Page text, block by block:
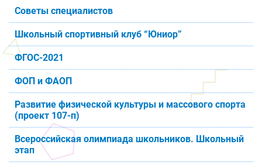
Советы специалистов
Школьный спортивный клуб “Юниор”
ФГОС-2021
ФОП и ФАОП
Развитие физической культуры и массового спорта
(проект 107-п)
Всероссийская олимпиада школьников. Школьный
этап